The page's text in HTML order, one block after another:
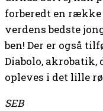
forberedt en række
verdens bedste
ben! Der er også
Diabolo, akrobatik,
opleves i det lille
SEB